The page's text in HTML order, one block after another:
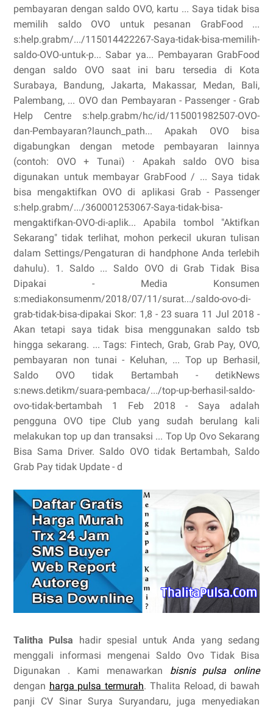
pembayaran dengan saldo OVO, kartu ... Saya tidak bisa
memilih saldo OVO untuk pesanan GrabFood ...
s:help.grabm/.../115014422267-Saya-tidak-bisa-memilih-
saldo-OVO-untuk-p... Sabar ya... Pembayaran GrabFood
dengan saldo OVO saat ini baru tersedia di Kota
Surabaya, Bandung, Jakarta, Makassar, Medan, Bali,
Palembang, ... OVO dan Pembayaran - Passenger - Grab
Help Centre s:help.grabm/hc/id/115001982507-OVO-
dan-Pembayaran?launch_path... Apakah OVO bisa
digabungkan dengan metode pembayaran lainnya
(contoh: OVO + Tunai) · Apakah saldo OVO bisa
digunakan untuk membayar GrabFood / ... Saya tidak
bisa mengaktifkan OVO di aplikasi Grab - Passenger
s:help.grabm/.../360001253067-Saya-tidak-bisa-
mengaktifkan-OVO-di-aplik... Apabila tombol "Aktifkan
Sekarang" tidak terlihat, mohon perkecil ukuran tulisan
dalam Settings/Pengaturan di handphone Anda terlebih
dahulu). 1. Saldo ... Saldo OVO di Grab Tidak Bisa
Dipakai - Media Konsumen
s:mediakonsumenm/2018/07/11/surat.../saldo-ovo-di-
grab-tidak-bisa-dipakai Skor: 1,8 - ‎23 suara 11 Jul 2018 -
Akan tetapi saya tidak bisa menggunakan saldo tsb
hingga sekarang. ... Tags: Fintech, Grab, Grab Pay, OVO,
pembayaran non tunai - Keluhan, ... Top up Berhasil,
Saldo OVO tidak Bertambah - detikNews
s:news.detikm/suara-pembaca/.../top-up-berhasil-saldo-
ovo-tidak-bertambah 1 Feb 2018 - Saya adalah
pengguna OVO tipe Club yang sudah berulang kali
melakukan top up dan transaksi ... Top Up Ovo Sekarang
Bisa Sama Driver. Saldo OVO tidak Bertambah, Saldo
Grab Pay tidak Update - d
Talitha Pulsa hadir spesial untuk Anda yang sedang
menggali informasi mengenai Saldo Ovo Tidak Bisa
Digunakan . Kami menawarkan bisnis pulsa online
dengan harga pulsa termurah. Thalita Reload, di bawah
panji CV Sinar Surya Suryandaru, juga menyediakan